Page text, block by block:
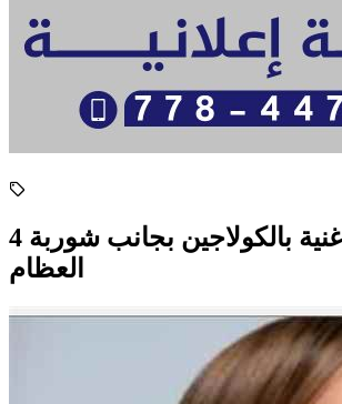
4 أطعمة غنية بالكولاجين بجانب شوربة
العظام